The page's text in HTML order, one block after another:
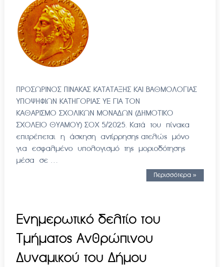
ΠΡΟΣΩΡΙΝΟΣ ΠΙΝΑΚΑΣ ΚΑΤΑΤΑΞΗΣ ΚΑΙ ΒΑΘΜΟΛΟΓΙΑΣ
ΥΠΟΨΗΦΙΩΝ ΚΑΤΗΓΟΡΙΑΣ ΥΕ ΓΙΑ ΤΟΝ
ΚΑΘΑΡΙΣΜΟ ΣΧΟΛΙΚΩΝ ΜΟΝΑΔΩΝ (ΔΗΜΟΤΙΚΟ
ΣΧΟΛΕΙΟ ΘΥΑΜΟΥ) ΣΟΧ 5/2025. Κατά του πίνακα
επιτρέπεται η άσκηση αντίρρησης ατελώς μόνο
για εσφαλμένο υπολογισμό της μοριοδότησης
μέσα σε …
Περισσότερα »
Ενημερωτικό δελτίο του
Tμήματος Aνθρώπινου
Δυναμικού του Δήμου